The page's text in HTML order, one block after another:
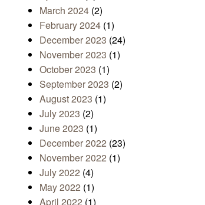
March 2024 (2)
February 2024 (1)
December 2023 (24)
November 2023 (1)
October 2023 (1)
September 2023 (2)
August 2023 (1)
July 2023 (2)
June 2023 (1)
December 2022 (23)
November 2022 (1)
July 2022 (4)
May 2022 (1)
April 2022 (1)